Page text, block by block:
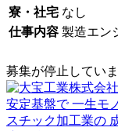
寮・社宅 なし
仕事内容 製造エン
募集が停止してい